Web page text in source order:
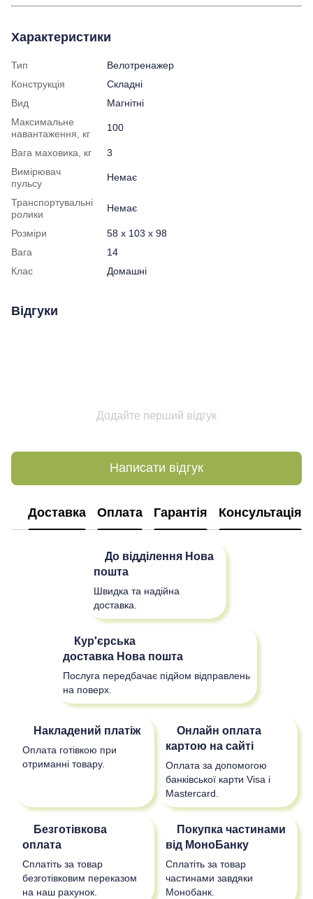
Характеристики
Тип
Велотренажер
Конструкція
Складні
Вид
Магнітні
Максимальне
навантаження, кг
100
Вага маховика, кг
3
Вимірювач
пульсу
Немає
Транспортувальні
ролики
Немає
Розміри
58 x 103 x 98
Вага
14
Клас
Домашні
Відгуки
Додайте перший відгук
Написати відгук
Доставка Оплата Гарантія Консультація
До відділення Нова
пошта
Швидка та надійна
доставка.
Кур'єрська
доставка Нова пошта
Послуга передбачає підйом відправлень
на поверх.
Накладений платіж
Оплата готівкою при
отриманні товару.
Онлайн оплата
картою на сайті
Оплата за допомогою
банківської карти Visa і
Mastercard.
Безготівкова
оплата
Сплатіть за товар
безготівковим переказом
на наш рахунок.
Покупка частинами
від МоноБанку
Сплатіть за товар
частинами завдяки
Монобанк.